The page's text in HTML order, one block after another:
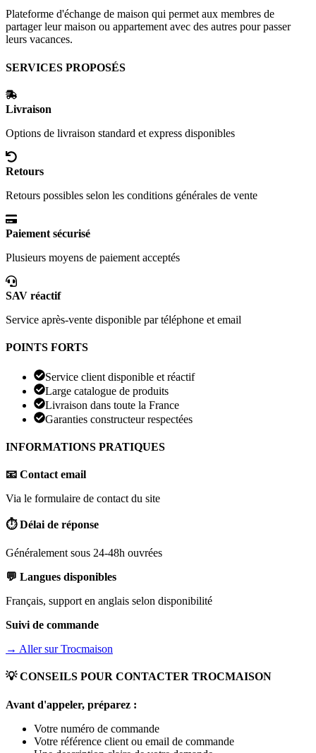
Plateforme d'échange de maison qui permet aux membres de
partager leur maison ou appartement avec des autres pour passer
leurs vacances.
SERVICES PROPOSÉS
Livraison
Options de livraison standard et express disponibles
Retours
Retours possibles selon les conditions générales de vente
Paiement sécurisé
Plusieurs moyens de paiement acceptés
SAV réactif
Service après-vente disponible par téléphone et email
POINTS FORTS
Service client disponible et réactif
Large catalogue de produits
Livraison dans toute la France
Garanties constructeur respectées
INFORMATIONS PRATIQUES
📧 Contact email
Via le formulaire de contact du site
⏱️ Délai de réponse
Généralement sous 24-48h ouvrées
💬 Langues disponibles
Français, support en anglais selon disponibilité
Suivi de commande
→ Aller surTrocmaison
💡 CONSEILS POUR CONTACTER TROCMAISON
Avant d'appeler, préparez :
Votre numéro de commande
Votre référence client ou email de commande